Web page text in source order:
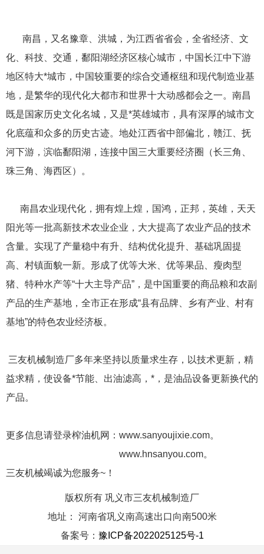
南昌，又名豫章、洪城，为江西省省会，全省经济、文
化、科技、交通，鄱阳湖经济区核心城市，中国长江中下游
地区特大*城市，中国较重要的综合交通枢纽和现代制造业基
地，是繁华的现代化大都市和世界十大动感都会之一。南昌
既是国家历史文化名城，又是*英雄城市，具有深厚的城市文
化底蕴和众多的历史古迹。地处江西省中部偏北，赣江、抚
河下游，滨临鄱阳湖，连接中国三大重要经济圈（长三角、
珠三角、海西区）。
南昌农业现代化，拥有煌上煌，国鸿，正邦，英雄，天天
阳光等一批高新技术农业企业，大大提高了农业产品的技术
含量。实现了产量稳中有升、结构优化提升、基础巩固提
高、村镇面貌一新。形成了优等大米、优等果品、瘦肉型
猪、特种水产等“十大主导产品”，是中国重要的商品粮和农副
产品的生产基地，全市正在形成“县有品牌、乡有产业、村有
基地”的特色农业经济板。
三友机械制造厂多年来坚持以质量求生存，以技术更新，精
益求精，使设备*节能、出油滤高，*，是油品设备更新换代的
产品。
更多信息请登录榨油机网： www.sanyoujixie.com。
www.hnsanyou.com。
三友机械竭诚为您服务~！
版权所有 巩义市三友机械制造厂
地址： 河南省巩义南高速出口向南500米
备案号： 豫ICP备2022025125号-1